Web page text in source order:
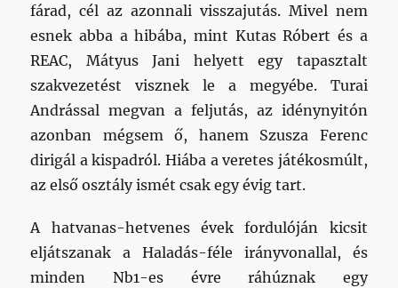
fárad, cél az azonnali visszajutás. Mivel nem
esnek abba a hibába, mint Kutas Róbert és a
REAC, Mátyus Jani helyett egy tapasztalt
szakvezetést visznek le a megyébe. Turai
Andrással megvan a feljutás, az idénynyitón
azonban mégsem ő, hanem Szusza Ferenc
dirigál a kispadról. Hiába a veretes játékosmúlt,
az első osztály ismét csak egy évig tart.
A hatvanas-hetvenes évek fordulóján kicsit
eljátszanak a Haladás-féle irányvonallal, és
minden Nb1-es évre ráhúznak egy